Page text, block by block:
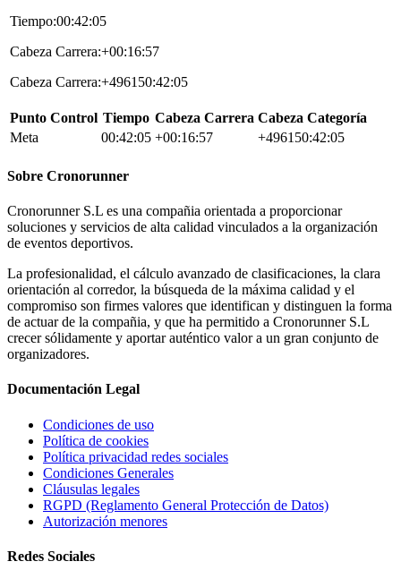
Tiempo:00:42:05
Cabeza Carrera:+00:16:57
Cabeza Carrera:+496150:42:05
Punto Control Tiempo Cabeza Carrera Cabeza Categoría
Meta
00:42:05 +00:16:57 +496150:42:05
Sobre Cronorunner
Cronorunner S.L es una compañia orientada a proporcionar
soluciones y servicios de alta calidad vinculados a la organización
de eventos deportivos.
La profesionalidad, el cálculo avanzado de clasificaciones, la clara
orientación al corredor, la búsqueda de la máxima calidad y el
compromiso son firmes valores que identifican y distinguen la forma
de actuar de la compañia, y que ha permitido a Cronorunner S.L
crecer sólidamente y aportar auténtico valor a un gran conjunto de
organizadores.
Documentación Legal
Condiciones de uso
Política de cookies
Política privacidad redes sociales
Condiciones Generales
Cláusulas legales
RGPD (Reglamento General Protección de Datos)
Autorización menores
Redes Sociales